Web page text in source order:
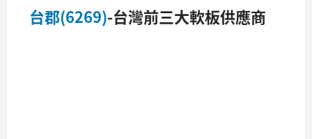
台郡(6269)-台灣前三大軟板供應商